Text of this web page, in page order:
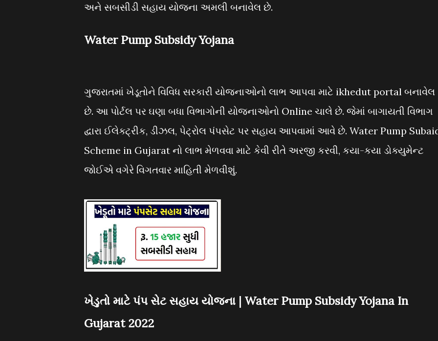
અને સબસીડી સહાય યોજના અમલી બનાવેલ છે.
Water Pump Subsidy Yojana
ગુજરાતમાં ખેડૂતોને વિવિધ સરકારી યોજનાઓનો લાભ આપવા માટે ikhedut portal બનાવેલ
છે. આ પોર્ટલ પર ઘણા બધા વિભાગોની યોજનાઓનો Online ચાલે છે. જેમાં બાગાયતી વિભાગ
દ્વારા ઈલેક્ટ્રીક, ડીઝલ, પેટ્રોલ પંપસેટ પર સહાય આપવામાં આવે છે. Water Pump
Scheme in Gujarat નો લાભ મેળવવા માટે કેવી રીતે અરજી કરવી, કયા-કયા ડોક્યુમેન્ટ
જોઈએ વગેરે વિગતવાર માહિતી મેળવીશું.
ખેડુતો માટે પંપ સેટ સહાય યોજના | Water Pump Subsidy Yojana In
Gujarat 2022